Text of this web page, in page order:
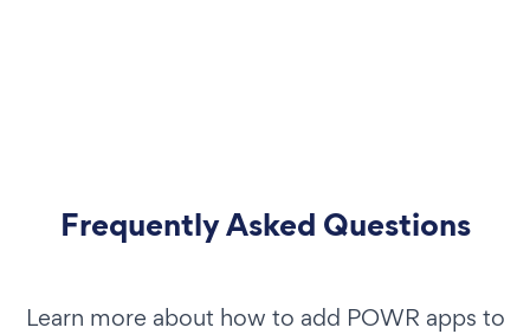
Frequently Asked Questions
Learn more about how to add POWR apps to